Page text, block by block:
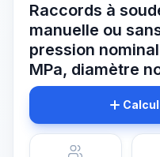
Raccords à
manuelle ou
pression
MPa, diamètre
Calcul